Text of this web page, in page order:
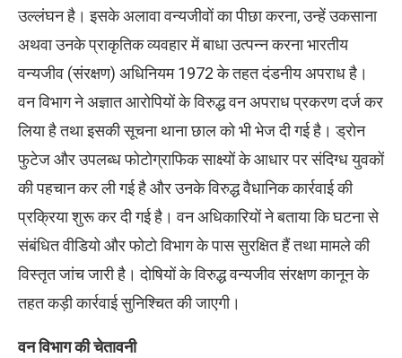
उल्लंघन है। इसके अलावा वन्यजीवों का पीछा करना, उन्हें उकसाना
अथवा उनके प्राकृतिक व्यवहार में बाधा उत्पन्न करना भारतीय
वन्यजीव (संरक्षण) अधिनियम 1972 के तहत दंडनीय अपराध है।
वन विभाग ने अज्ञात आरोपियों के विरुद्ध वन अपराध प्रकरण दर्ज कर
लिया है तथा इसकी सूचना थाना छाल को भी भेज दी गई है। ड्रोन
फुटेज और उपलब्ध फोटोग्राफिक साक्ष्यों के आधार पर संदिग्ध युवकों
की पहचान कर ली गई है और उनके विरुद्ध वैधानिक कार्रवाई की
प्रक्रिया शुरू कर दी गई है। वन अधिकारियों ने बताया कि घटना से
संबंधित वीडियो और फोटो विभाग के पास सुरक्षित हैं तथा मामले की
विस्तृत जांच जारी है। दोषियों के विरुद्ध वन्यजीव संरक्षण कानून के
तहत कड़ी कार्रवाई सुनिश्चित की जाएगी।
वन विभाग की चेतावनी